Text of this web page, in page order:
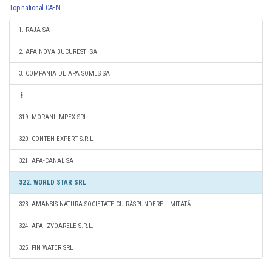
Top national CAEN
1. RAJA SA
2. APA NOVA BUCURESTI SA
3. COMPANIA DE APA SOMES SA
319. MORANI IMPEX SRL
320. CONTEH EXPERT S.R.L.
321. APA-CANAL SA
322. WORLD STAR SRL
323. AMANSIS NATURA SOCIETATE CU RĂSPUNDERE LIMITATĂ
324. APA IZVOARELE S.R.L.
325. FIN WATER SRL